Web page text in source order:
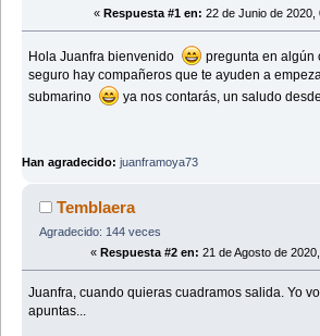
« Respuesta #1 en: 22 de Junio de 2020,
Hola Juanfra bienvenido
pregunta en algún
seguro hay compañeros que te ayuden a
submarino
ya nos contarás, un saludo
Han agradecido: juanframoya73
Temblaera
Agradecido: 144 veces
« Respuesta #2 en: 21 de Agosto de
Juanfra, cuando quieras cuadramos salida. Yo
apuntas...